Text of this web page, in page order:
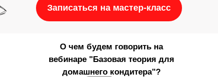
Записаться на мастер-класс
О чем будем говорить на
вебинаре "Базовая теория для
домашнего кондитера"?